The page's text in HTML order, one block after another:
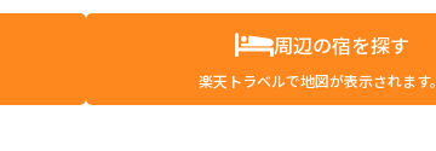
周辺の宿を探す
楽天トラベルで地図が表示されます。